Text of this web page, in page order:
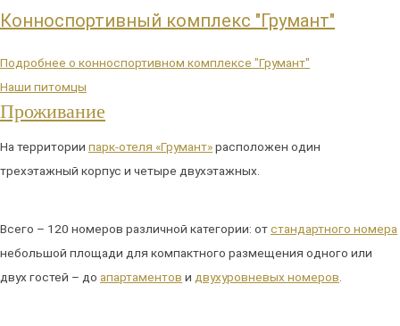
Конноспортивный комплекс "Грумант"
Подробнее о конноспортивном комплексе "Грумант"
Наши питомцы
Проживание
На территории парк-отеля «Грумант»расположен один
трехэтажный корпус и четыре двухэтажных.
Всего – 120 номеров различной категории: отстандартного номера
небольшой площади для компактного размещения одного или
двух гостей – до апартаментов и двухуровневых номеров